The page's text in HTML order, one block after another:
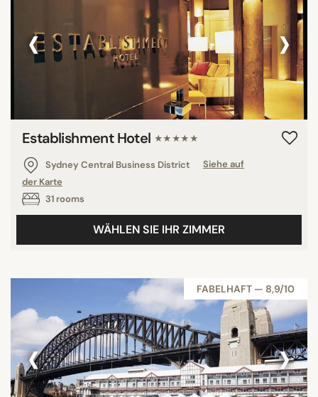
‹ ›
Establishment Hotel ★★★★★
Sydney Central Business District
Siehe auf
der Karte
31 rooms
WÄHLEN SIE IHR ZIMMER
FABELHAFT — 8,9/10
‹ ›